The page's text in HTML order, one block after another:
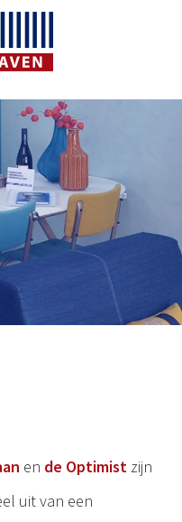
en de Optimist zijn
uit van een